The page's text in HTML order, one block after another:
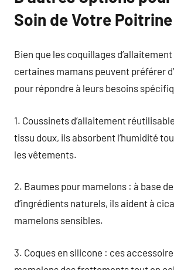
Soin de Votre Poitrine
Bien que les coquillages
certaines mamans peuvent préférer
pour répondre à leurs besoins
1. Coussinets d’allaitement
tissu doux, ils absorbent l’humidité
les vêtements.
2. Baumes pour mamelons : à base
d’ingrédients naturels, ils aident à
mamelons sensibles.
3. Coques en silicone : ces